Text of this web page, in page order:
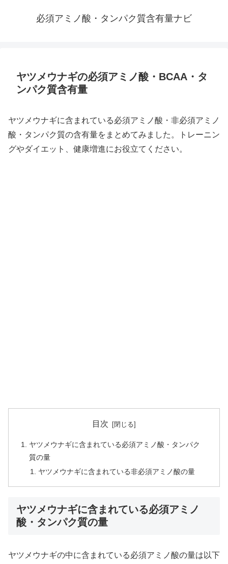
必須アミノ酸・タンパク質含有量ナビ
ヤツメウナギの必須アミノ酸・BCAA・タ
ンパク質含有量
ヤツメウナギに含まれている必須アミノ酸・非必須アミノ
酸・タンパク質の含有量をまとめてみました。トレーニン
グやダイエット、健康増進にお役立てください。
目次
ヤツメウナギに含まれている必須アミノ酸・タンパク
質の量
ヤツメウナギに含まれている非必須アミノ酸の量
ヤツメウナギに含まれている必須アミノ
酸・タンパク質の量
ヤツメウナギの中に含まれている必須アミノ酸の量は以下